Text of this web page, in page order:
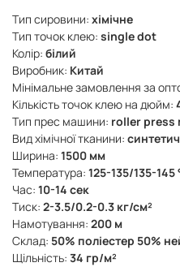
Тип сировини: хімічне
Тип точок клею: single dot
Колір: білий
Виробник: Китай
Мінімальне замовлення за
Кількість точок клею на дюйм:
Тип прес машини: roller press
Вид хімічної тканини:
Ширина: 1500 мм
Температура: 125-135/135-145
Час: 10-14 сек
Тиск: 2-3.5/0.2-0.3 кг/см²
Намотування: 200 м
Склад: 50% поліестер 50%
Щільність: 34 гр/м²